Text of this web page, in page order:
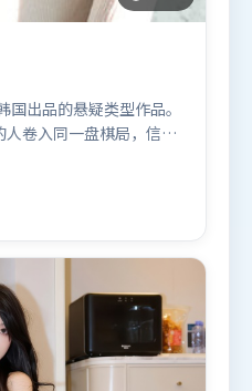
出品的悬疑类型作品。
卷入同一盘棋局，信任
线并进，最终在关键节
、胡歌、孙艺珍，白宇
月13日（韩国）在部分